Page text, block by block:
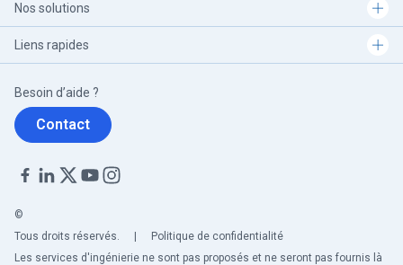
Nos solutions
Liens rapides
Besoin d’aide ?
Contact
©
Tous droits réservés.
Politique de confidentialité
Les services d'ingénierie ne sont pas proposés et ne seront pas fournis là